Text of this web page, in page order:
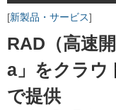
新製品・サービス
RAD（高速
a」をクラウ
で提供